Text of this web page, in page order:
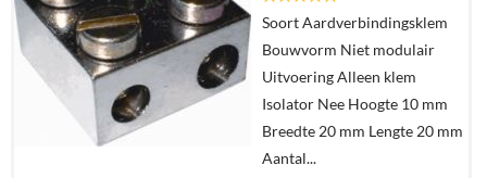
Details
In
winkelmand
Soort Aardverbindingsklem
Bouwvorm Niet modulair
Uitvoering Alleen klem
Isolator Nee Hoogte 10 mm
Breedte 20 mm Lengte 20 mm
Aantal...